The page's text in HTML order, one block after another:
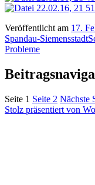
Veröffentlicht am 17.
Spandau-Siemensstadt
Probleme
Seite 1 Seite 2 Nächste
Stolz präsentiert von